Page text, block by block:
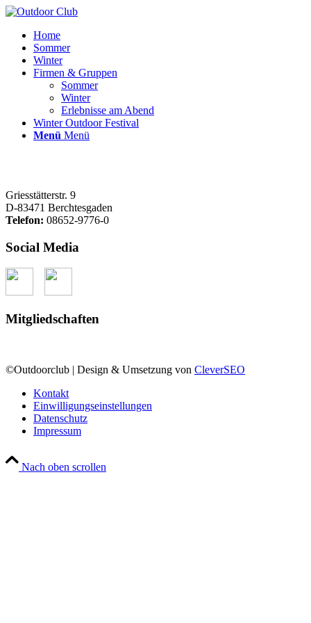
Home
Sommer
Winter
Firmen & Gruppen
Sommer
Winter
Erlebnisse am Abend
Winter Outdoor Festival
Menü Menü
Griesstätterstr. 9
D-83471 Berchtesgaden
Telefon: 08652-9776-0
Social Media
Mitgliedschaften
©Outdoorclub | Design & Umsetzung von CleverSEO
Kontakt
Einwilligungseinstellungen
Datenschutz
Impressum
Nach oben scrollen